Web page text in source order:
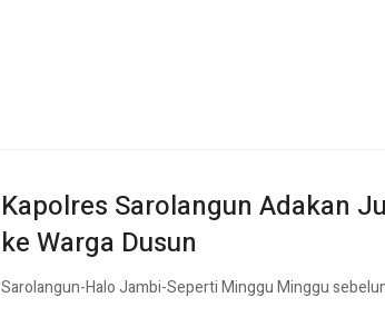
Kapolres Sarolangun Adakan
ke Warga Dusun
Sarolangun-Halo Jambi-Seperti Minggu Minggu